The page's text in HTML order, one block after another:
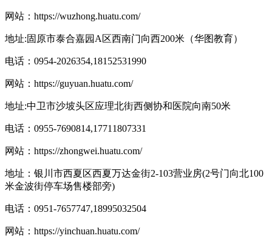
网站： https://wuzhong.huatu.com/
地址:固原市泰合嘉园A区西南门向西200米（华图教育）
电话：0954-2026354,18152531990
网站： https://guyuan.huatu.com/
地址:中卫市沙坡头区应理北街西侧协和医院向南50米
电话：0955-7690814,17711807331
网站： https://zhongwei.huatu.com/
地址：银川市西夏区西夏万达金街2-103营业房(2号门向北100
米金波街停车场售楼部旁)
电话：0951-7657747,18995032504
网站： https://yinchuan.huatu.com/